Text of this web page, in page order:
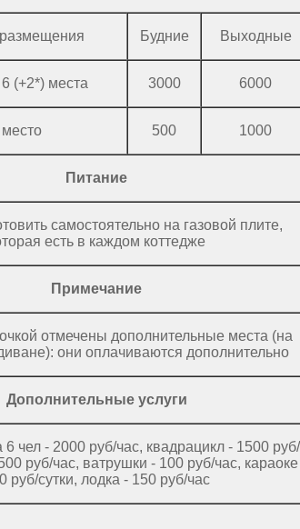
Будние Выходные
(+2*) места 3000 6000
500 1000
Питание
самостоятельно на газовой плите,
есть в каждом коттедже
Примечание
отмечены дополнительные места (на
они оплачиваются дополнительно
Дополнительные услуги
6 чел - 2000 руб/час, квадрацикл - 1500 руб/
руб/час, ватрушки - 100 руб/час,
руб/сутки, лодка - 150 руб/час